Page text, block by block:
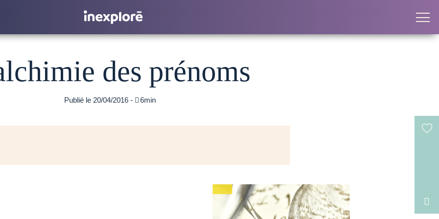
des prénoms
Publié le 20/04/2016 - 6min
